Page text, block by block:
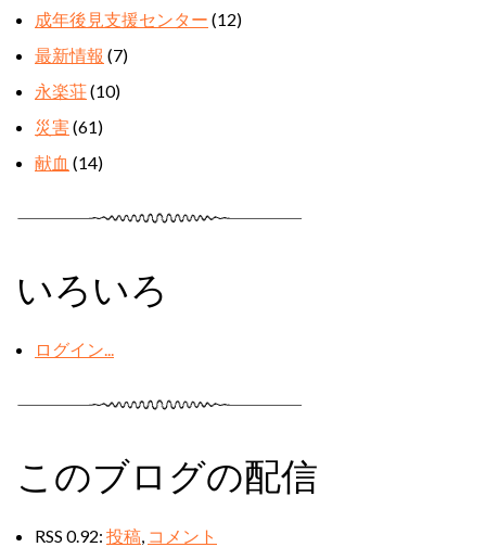
成年後見支援センター (12)
最新情報 (7)
永楽荘(10)
災害(61)
献血 (14)
いろいろ
ログイン...
このブログの配信
RSS 0.92: 投稿, コメント